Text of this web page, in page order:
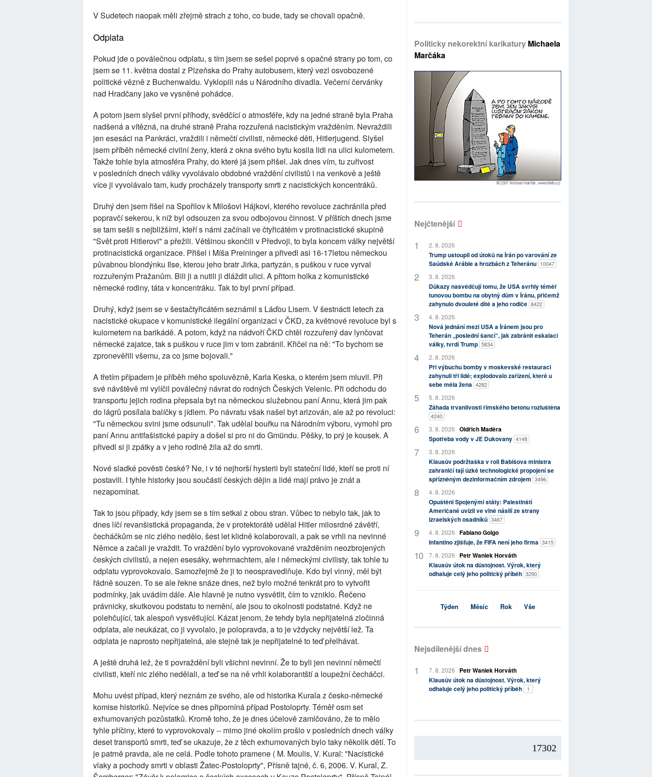
V Sudetech naopak měli zřejmě strach z toho, co bude, tady se chovali opačně.
Odplata
Pokud jde o poválečnou odplatu, s tím jsem se sešel poprvé s opačné strany po tom, co
jsem se 11. května dostal z Plzeňska do Prahy autobusem, který vezl osvobozené
politické vězně z Buchenwaldu. Vyklopili nás u Národního divadla. Večerní červánky
nad Hradčany jako ve vysněné pohádce.
A potom jsem slyšel první příhody, svědčící o atmosféře, kdy na jedné straně byla Praha
nadšená a vítězná, na druhé straně Praha rozzuřená nacistickým vražděním. Nevraždili
jen esesáci na Pankráci, vraždili i němečtí civilisti, německé děti, Hitlerjugend. Slyšel
jsem příběh německé civilní ženy, která z okna svého bytu kosila lidi na ulici kulometem.
Takže tohle byla atmosféra Prahy, do které já jsem přišel. Jak dnes vím, tu zuřivost
v posledních dnech války vyvolávalo obdobné vraždění civilistů i na venkově a ještě
více ji vyvolávalo tam, kudy procházely transporty smrti z nacistických koncentráků.
Druhý den jsem řišel na Spořilov k Milošovi Hájkovi, kterého revoluce zachránila před
popravčí sekerou, k níž byl odsouzen za svou odbojovou činnost. V příštích dnech jsme
se tam sešli s nejbližšími, kteří s námi začínali ve čtyřicátém v protinacistické skupině
"Svět proti Hitlerovi" a přežili. Většinou skončili v Předvoji, to byla koncem války největší
protinacistická organizace. Přišel i Míša Preininger a přivedl asi 16-17letou německou
půvabnou blondýnku Ilse, kterou jeho bratr Jirka, partyzán, s puškou v ruce vyrval
rozzuřeným Pražanům. Bili ji a nutili ji dláždit ulici. A přitom holka z komunistické
německé rodiny, táta v koncentráku. Tak to byl první případ.
Druhý, když jsem se v šestačtyřicátém seznámil s Láďou Lisem. V šestnácti letech za
nacistické okupace v komunistické ilegální organizaci v ČKD, za květnové revoluce byl s
kulometem na barikádě. A potom, když na nádvoří ČKD chtěl rozzuřený dav lynčovat
německé zajatce, tak s puškou v ruce jim v tom zabránil. Křičel na ně: "To bychom se
zpronevěřili všemu, za co jsme bojovali."
A třetím případem je příběh mého spoluvězně, Karla Keska, o kterém jsem mluvil. Při
své návštěvě mi vylíčil poválečný návrat do rodných Českých Velenic. Při odchodu do
transportu jejich rodina přepsala byt na německou služebnou paní Annu, která jim pak
do lágrů posílala balíčky s jídlem. Po návratu však našel byt arizován, ale až po revoluci:
"Tu německou svini jsme odsunuli". Tak udělal bouřku na Národním výboru, vymohl pro
paní Annu antifašistické papíry a došel si pro ni do Gmündu. Pěšky, to prý je kousek. A
přivedl si ji zpátky a v jeho rodině žila až do smrti.
Nové sladké pověsti české? Ne, i v té nejhorší hysterii byli stateční lidé, kteří se proti ní
postavili. I tyhle historky jsou součástí českých dějin a lidé mají právo je znát a
nezapomínat.
Tak to jsou případy, kdy jsem se s tím setkal z obou stran. Vůbec to nebylo tak, jak to
dnes líčí revanšistická propaganda, že v protektorátě udělal Hitler milosrdné závětří,
čecháčkům se nic zlého nedělo, šest let klidně kolaborovali, a pak se vrhli na nevinné
Němce a začali je vraždit. To vraždění bylo vyprovokované vražděním neozbrojených
českých civilistů, a nejen esesáky, wehrmachtem, ale i německými civilisty, tak tohle tu
odplatu vyprovokovalo. Samozřejmě že ji to neospravedlňuje. Kdo byl vinný, měl být
řádně souzen. To se ale řekne snáze dnes, než bylo možné tenkrát pro to vytvořit
podmínky, jak uvádím dále. Ale hlavně je nutno vysvětlit, čím to vzniklo. Řečeno
právnicky, skutkovou podstatu to nemění, ale jsou to okolnosti podstatné. Když ne
polehčující, tak alespoň vysvětlující. Kázat jenom, že tehdy byla nepřijatelná zločinná
odplata, ale neukázat, co ji vyvolalo, je polopravda, a to je vždycky největší lež. Ta
odplata je naprosto nepřijatelná, ale stejně tak je nepřijatelné to teď přelhávat.
A ještě druhá lež, že ti povraždění byli všichni nevinní. Že to byli jen nevinní němečtí
civilisti, kteří nic zlého nedělali, a teď se na ně vrhli kolaborantští a loupežní čecháčci.
Mohu uvést případ, který neznám ze svého, ale od historika Kurala z česko-německé
komise historiků. Nejvíce se dnes připomíná případ Postoloprty. Téměř osm set
exhumovaných pozůstatků. Kromě toho, že je dnes účelově zamlčováno, že to mělo
tyhle příčiny, které to vyprovokovaly -- mimo jiné okolím prošlo v posledních dnech války
deset transportů smrti, teď se ukazuje, že z těch exhumovaných bylo taky několik dětí. To
je patrně pravda, ale ne celá. Podle tohoto pramene ( M. Moulis, V. Kural: "Nacistické
vlaky a pochody smrti v oblasti Žatec-Postoloprty", Přísně tajné, č. 6, 2006. V. Kural, Z.
Politicky nekorektní karikatury Michaela
Marčáka
Nejčtenější
2. 8. 2026
Trump ustoupil od útoků na Írán po varování ze
Saúdské Arábie a hrozbách z Teheránu 10047
3. 8. 2026
Důkazy nasvědčují tomu, že USA svrhly téměř
tunovou bombu na obytný dům v Íránu, přičemž
zahynulo dvouleté dítě a jeho rodiče 8422
4. 8. 2026
Nová jednání mezi USA a Íránem jsou pro
Teherán „poslední šancí“, jak zabránit eskalaci
války, tvrdí Trump 5834
2. 8. 2026
Při výbuchu bomby v moskevské restauraci
zahynuli tři lidé; explodovalo zařízení, které u
sebe měla žena 4282
5. 8. 2026
Záhada trvanlivosti římského betonu rozluštěna
4240
3. 8. 2026 Oldřich Maděra
Spotřeba vody v JE Dukovany 4148
3. 8. 2026
Klausův podržtaška v roli Babišova ministra
zahraničí tají úzké technologické propojení se
spřízněným dezinformačním zdrojem 3496
4. 8. 2026
Opuštěni Spojenými státy: Palestinští
Američané uvízli ve vlně násilí ze strany
izraelských osadníků 3467
4. 8. 2026 Fabiano Golgo
Infantino zjišťuje, že FIFA není jeho firma 3415
7. 8. 2026
Petr Waniek Horváth
Klausův útok na důstojnost. Výrok, který
odhaluje celý jeho politický příběh 3290
Týden Měsíc Rok Vše
Nejsdílenější dnes
7. 8. 2026
Petr Waniek Horváth
Klausův útok na důstojnost. Výrok, který
odhaluje celý jeho politický příběh
1
17302